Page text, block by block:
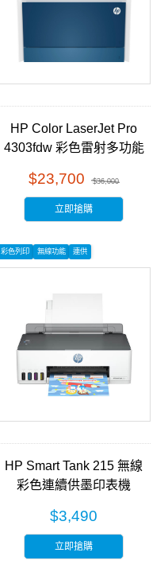
HP Color LaserJet Pro
4303fdw 彩色雷射多功能
$23,700 $36,000
立即搶購
彩色列印 無線功能 連供
HP Smart Tank 215 無線
彩色連續供墨印表機
$3,490
立即搶購